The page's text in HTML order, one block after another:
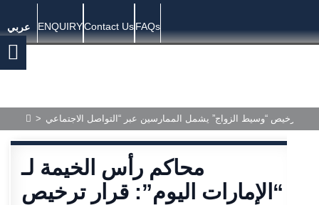
عربي ENQUIRYContact UsFAQs
>
محاكم رأس الخيمة لـ
“الإمارات اليوم”: قرار ترخيص